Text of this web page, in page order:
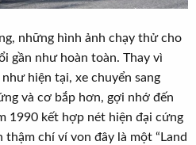
những hình ảnh chạy thử cho
gần như hoàn toàn. Thay vì
hiện tại, xe chuyển sang
và cơ bắp hơn, gợi nhớ đến
1990 kết hợp nét hiện đại cứng
thậm chí ví von đây là một “Land